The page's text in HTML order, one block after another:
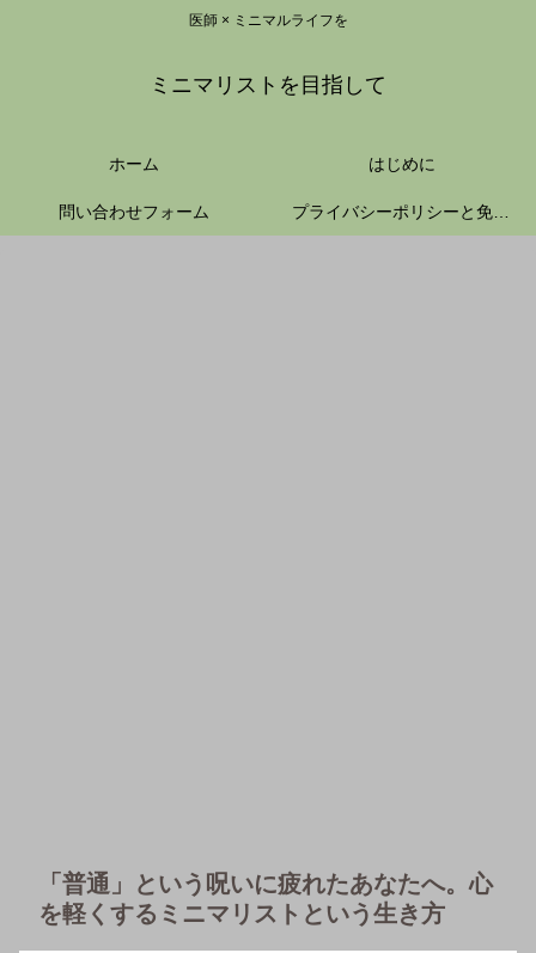
医師 × ミニマルライフを
ミニマリストを目指して
ホーム はじめに
問い合わせフォーム プライバシーポリシーと免責事項
「普通」という呪いに疲れたあなたへ。心
を軽くするミニマリストという生き方